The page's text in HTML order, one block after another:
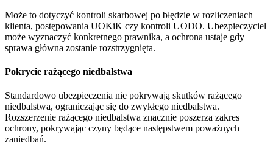
Może to dotyczyć kontroli skarbowej po błędzie w rozliczeniach
klienta, postępowania UOKiK czy kontroli UODO. Ubezpieczyciel
może wyznaczyć konkretnego prawnika, a ochrona ustaje gdy
sprawa główna zostanie rozstrzygnięta.
Pokrycie rażącego niedbalstwa
Standardowo ubezpieczenia nie pokrywają skutków rażącego
niedbalstwa, ograniczając się do zwykłego niedbalstwa.
Rozszerzenie rażącego niedbalstwa znacznie poszerza zakres
ochrony, pokrywając czyny będące następstwem poważnych
zaniedbań.